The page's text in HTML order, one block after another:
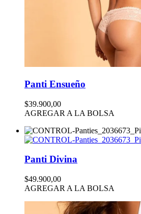
Panti Ensueño
$39.900,00
AGREGAR A LA BOLSA
Panti Divina
$49.900,00
AGREGAR A LA BOLSA